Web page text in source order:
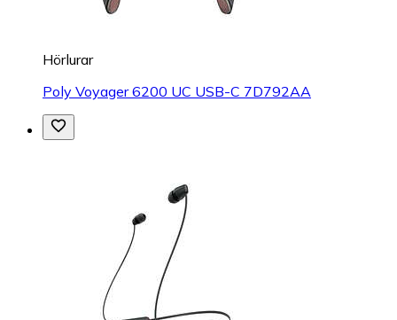
Hörlurar
Poly Voyager 6200 UC USB-C 7D792AA